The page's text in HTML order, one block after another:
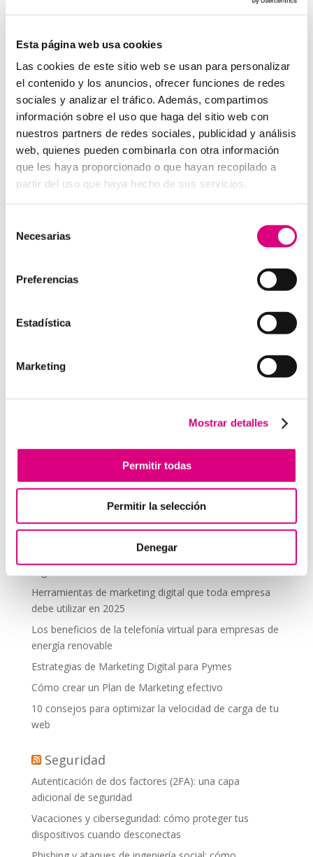
Esta página web usa cookies
Las cookies de este sitio web se usan para personalizar
el contenido y los anuncios, ofrecer funciones de redes
sociales y analizar el tráfico. Además, compartimos
información sobre el uso que haga del sitio web con
nuestros partners de redes sociales, publicidad y análisis
web, quienes pueden combinarla con otra información
que les haya proporcionado o que hayan recopilado a
partir del uso que haya hecho de sus servicios.
Necesarias
Preferencias
Estadística
Marketing
Mostrar detalles
Permitir todas
Permitir la selección
Denegar
System Network, tu operadora de telefonía
virtual en España
que nos permitas estudiar tu caso particular.
Aunque si lo prefieres, puedes enviarnos un correo
electrónico a
virtual@networkes.com
o llamarnos al
900 800 806 .
Tenemos más de
15 años de experiencia en
instalación de sistemas de telefonía virtual.
Gracias a su rápida integración, permite gran
flexibilidad en el aprovisionamiento de servicios, así
como la creación virtual de centrales telefónicas
virtuales dimensionadas a las necesidades de cada
cliente.
Enviar comentario
comentario.
Tendencias actuales en marketing y publicidad que
llamadas
Aplicaciones de Inteligencia Artificial para el Marketing
Herramientas de marketing digital que toda empresa
debe utilizar en 2025
Los beneficios de la telefonía virtual para empresas de
energía renovable
Estrategias de Marketing Digital para Pymes
Cómo crear un Plan de Marketing efectivo
10 consejos para optimizar la velocidad de carga de tu
web
Seguridad
Autenticación de dos factores (2FA): una capa
adicional de seguridad
Vacaciones y ciberseguridad: cómo proteger tus
dispositivos cuando desconectas